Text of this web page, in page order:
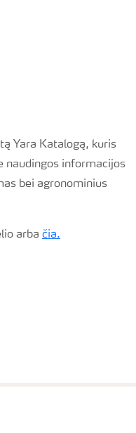
Yara Katalogą, kuris
naudingos informacijos
bei agronominius
arba čia.